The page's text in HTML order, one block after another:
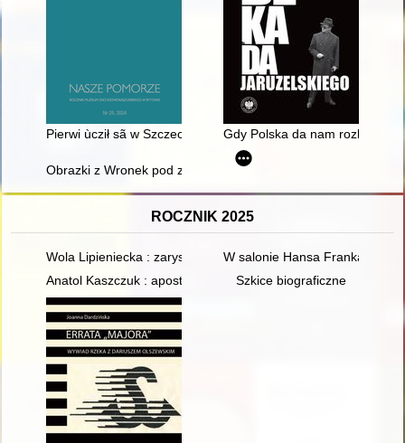
Pierwi ùcził sã w Szczecënie, to je nowé zdebłoò karierze
Gdy Polska da nam rozkaz" :
Obrazki z Wronek pod zaborem pruskim. (I)
ROCZNIK 2025
Wola Lipieniecka : zarys dziejówW salonie Hansa Franka :
Anatol Kaszczuk : apostoł Maryi : (materiały z sympozjów w
Szkice biograficzne